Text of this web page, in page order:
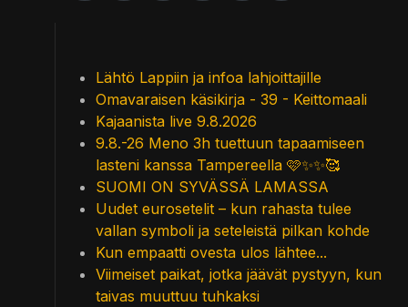
Lähtö Lappiin ja infoa lahjoittajille
Omavaraisen käsikirja - 39 - Keittomaali
Kajaanista live 9.8.2026
9.8.-26 Meno 3h tuettuun tapaamiseen
lasteni kanssa Tampereella 🩷✨✨🥰
SUOMI ON SYVÄSSÄ LAMASSA
Uudet eurosetelit – kun rahasta tulee
vallan symboli ja seteleistä pilkan kohde
Kun empaatti ovesta ulos lähtee...
Viimeiset paikat, jotka jäävät pystyyn, kun
taivas muuttuu tuhkaksi